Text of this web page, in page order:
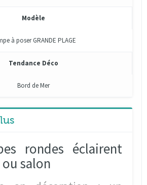
Modèle
à poser GRANDE PLAGE
Tendance Déco
Bord de Mer
rondes éclairent
salon